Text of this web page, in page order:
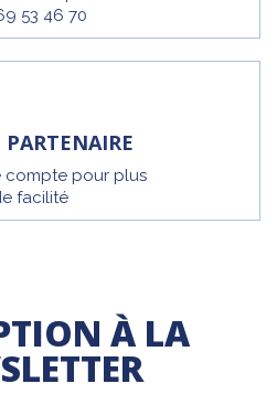
53 46 70
PARTENAIRE
compte pour plus
facilité
À LA